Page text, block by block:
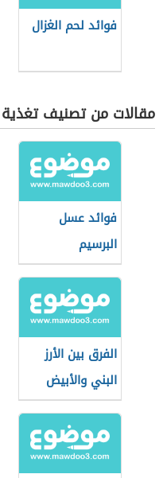
فوائد لحم الغزال
مقالات من تصنيف تغذية
فوائد عسل
البرسيم
الفرق بين الأرز
البني والأبيض